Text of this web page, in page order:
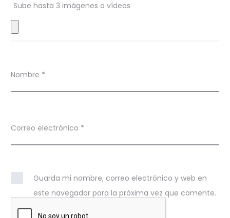
e
s
Sube hasta 3 imágenes o vídeos
Nombre *
Correo electrónico *
Guarda mi nombre, correo electrónico y web en
este navegador para la próxima vez que comente.